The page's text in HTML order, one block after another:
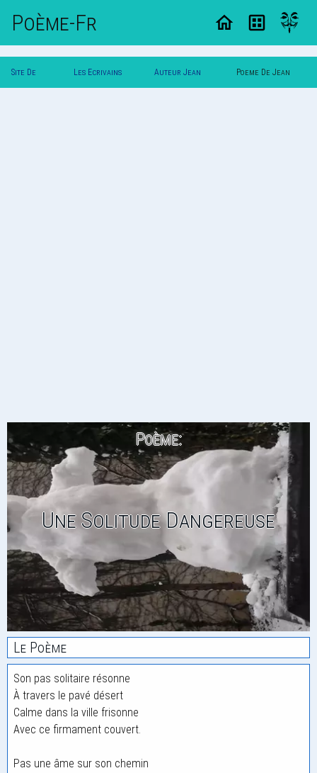
Poème-Fr
Site De Les Ecrivains Auteur Jean Poeme De Jean
Poème:
Une Solitude Dangereuse
Le Poème
Son pas solitaire résonne
À travers le pavé désert
Calme dans la ville frisonne
Avec ce firmament couvert.
Pas une âme sur son chemin